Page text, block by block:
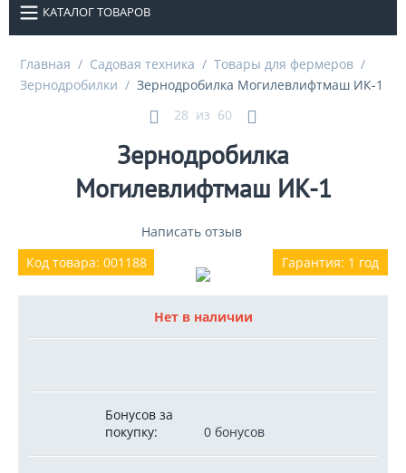
КАТАЛОГ ТОВАРОВ
Главная / Садовая техника / Товары для фермеров /
Зернодробилки / Зернодробилка Могилевлифтмаш ИК-1
28 из 60
Зернодробилка
Могилевлифтмаш ИК-1
Написать отзыв
Гарантия: 1 год
Код товара: 001188
Нет в наличии
Бонусов за
покупку:
0 бонусов